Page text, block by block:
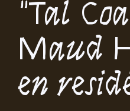
"Tal
Maud
en